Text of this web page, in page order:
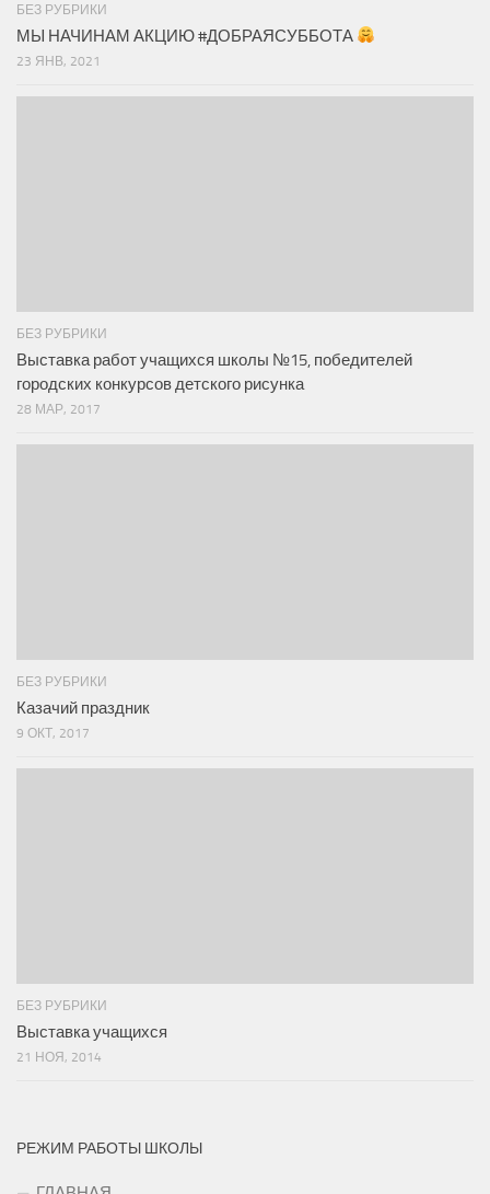
БЕЗ РУБРИКИ
МЫ НАЧИНАМ АКЦИЮ #ДОБРАЯСУББОТА
23 ЯНВ, 2021
БЕЗ РУБРИКИ
Выставка работ учащихся школы №15, победителей
городских конкурсов детского рисунка
28 МАР, 2017
БЕЗ РУБРИКИ
Казачий праздник
9 ОКТ, 2017
БЕЗ РУБРИКИ
Выставка учащихся
21 НОЯ, 2014
РЕЖИМ РАБОТЫ ШКОЛЫ